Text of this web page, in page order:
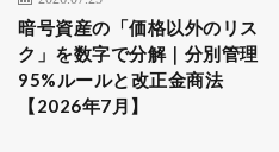
暗号資産の「価格以外のリス
ク」を数字で分解｜分別管理
95%ルールと改正金商法
【2026年7月】